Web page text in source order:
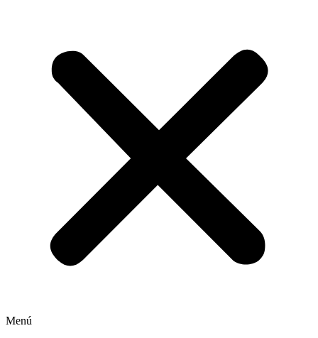
Menú